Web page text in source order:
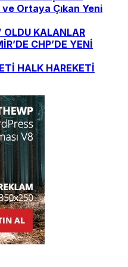
Ortaya Çıkan Yeni
OLDU KALANLAR
CHP’DE YENİ
HALK HAREKETİ